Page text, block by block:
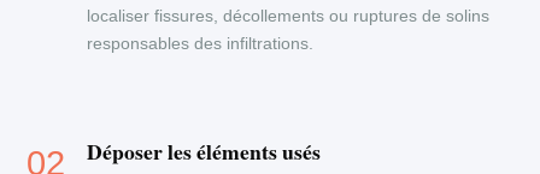
localiser fissures, décollements ou ruptures de solins
responsables des infiltrations.
Déposer les éléments usés